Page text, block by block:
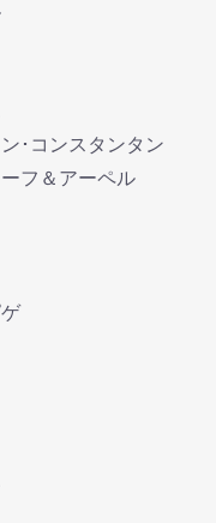
･コンスタンタン
フ＆アーペル